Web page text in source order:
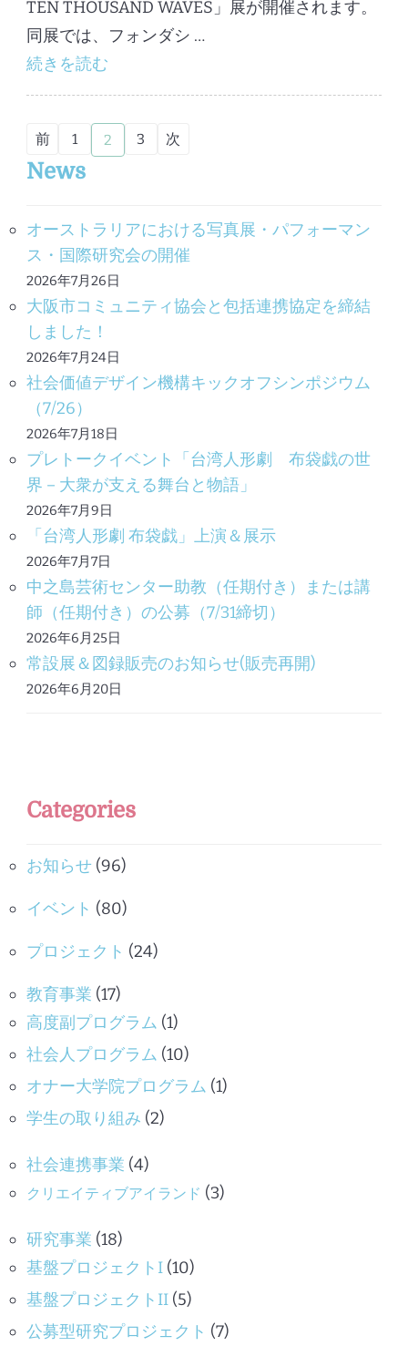
TEN THOUSAND WAVES」展が開催されます。
同展では、フォンダシ …
続きを読む
投
稿
ペ
ー
ジ
送
り
前 固
ペ
ー
1 固
定
2 固
3 次
News
オーストラリアにおける写真展・パフォーマン
ス・国際研究会の開催
2026年7月26日
大阪市コミュニティ協会と包括連携協定を締結
しました！
2026年7月24日
社会価値デザイン機構キックオフシンポジウム
（7/26）
2026年7月18日
プレトークイベント「台湾人形劇 布袋戯の世
界－大衆が支える舞台と物語」
2026年7月9日
「台湾人形劇 布袋戯」上演＆展示
2026年7月7日
中之島芸術センター助教（任期付き）または講
師（任期付き）の公募（7/31締切）
2026年6月25日
常設展＆図録販売のお知らせ(販売再開)
2026年6月20日
Categories
お知らせ (96)
イベント (80)
プロジェクト (24)
教育事業 (17)
高度副プログラム (1)
社会人プログラム (10)
オナー大学院プログラム (1)
学生の取り組み (2)
社会連携事業 (4)
クリエイティブアイランド (3)
研究事業 (18)
基盤プロジェクトI (10)
基盤プロジェクトII (5)
公募型研究プロジェクト (7)